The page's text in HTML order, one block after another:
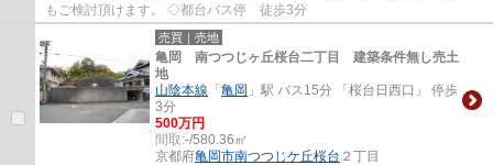
もご検討頂けます。 ◇都台バス停 徒歩3分
売買｜売地
亀岡 南つつじヶ丘桜台二丁目 建築条件無し売土
地
山陰本線 「亀岡 」駅 バス15分 「桜台日西口」 停歩
3分
500万円
間取:-/580.36㎡
京都府亀岡市南つつじケ丘桜台 ２丁目